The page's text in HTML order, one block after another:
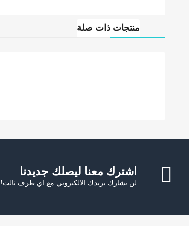
منتجات ذات صلة
اشترك معنا ليصلك جديدنا
لن نشارك بريدك الالكتروني مع اي طرف ثالث!